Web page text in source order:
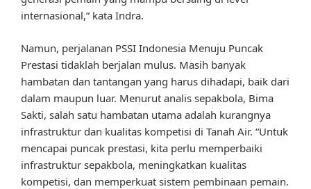
internasional,” kata Indra.
Namun, perjalanan PSSI Indonesia Menuju Puncak
Prestasi tidaklah berjalan mulus. Masih banyak
hambatan dan tantangan yang harus dihadapi, baik dari
dalam maupun luar. Menurut analis sepakbola, Bima
Sakti, salah satu hambatan utama adalah kurangnya
infrastruktur dan kualitas kompetisi di Tanah Air. “Untuk
mencapai puncak prestasi, kita perlu memperbaiki
infrastruktur sepakbola, meningkatkan kualitas
kompetisi, dan memperkuat sistem pembinaan pemain.